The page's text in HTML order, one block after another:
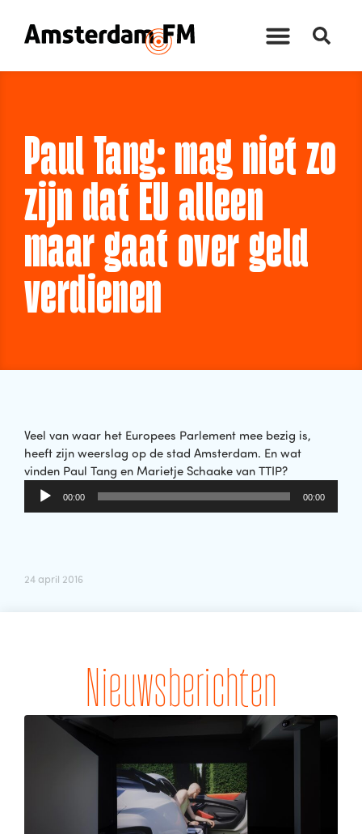
Paul Tang: mag niet zo
zijn dat EU alleen
maar gaat over geld
verdienen
Veel van waar het Europees Parlement mee bezig is,
heeft zijn weerslag op de stad Amsterdam. En wat
vinden Paul Tang en Marietje Schaake van TTIP?
Audiospeler
00:00 00:00
24 april 2016
Nieuwsberichten